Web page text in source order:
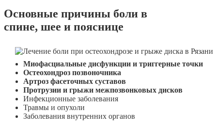
Основные причины боли в
спине, шее и пояснице
Миофасциальные дисфункции и триггерные точки
Остеохондроз позвоночника
Артроз фасеточных суставов
Протрузии и грыжи межпозвонковых дисков
Инфекционные заболевания
Травмы и опухоли
Заболевания внутренних органов